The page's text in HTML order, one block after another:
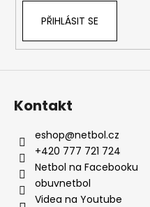
PŘIHLÁSIT SE
Kontakt
eshop@netbol.cz
+420 777 721 724
Netbol na Facebooku
obuvnetbol
Videa na Youtube